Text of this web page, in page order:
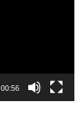
00:56